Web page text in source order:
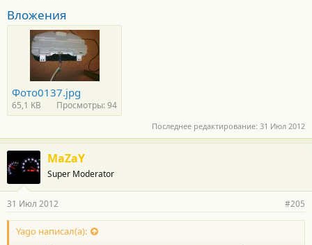
Вложения
Фото0137.jpg
65,1 KB Просмотры: 94
Последнее редактирование: 31 Июл 2012
MaZaY
Super Moderator
31 Июл 2012 #205
Yago написал(а):